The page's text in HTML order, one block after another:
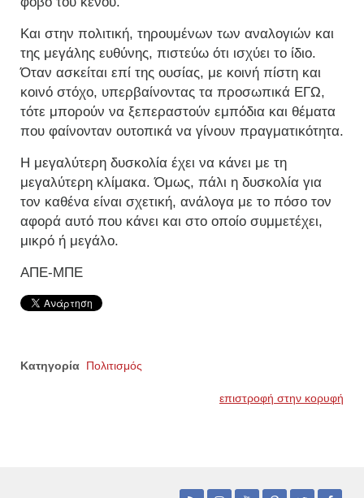
Και στην πολιτική, τηρουμένων των αναλογιών και
της μεγάλης ευθύνης, πιστεύω ότι ισχύει το ίδιο.
Όταν ασκείται επί της ουσίας, με κοινή πίστη και
κοινό στόχο, υπερβαίνοντας τα προσωπικά ΕΓΩ,
τότε μπορούν να ξεπεραστούν εμπόδια και θέματα
που φαίνονταν ουτοπικά να γίνουν πραγματικότητα.
Η μεγαλύτερη δυσκολία έχει να κάνει με τη
μεγαλύτερη κλίμακα. Όμως, πάλι η δυσκολία για
τον καθένα είναι σχετική, ανάλογα με το πόσο τον
αφορά αυτό που κάνει και στο οποίο συμμετέχει,
μικρό ή μεγάλο.
ΑΠΕ-ΜΠΕ
Κατηγορία Πολιτισμός
επιστροφή στην κορυφή